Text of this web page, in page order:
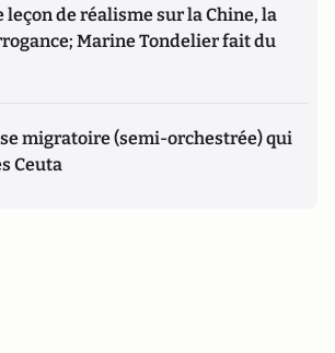
de réalisme sur la Chine, la
Marine Tondelier fait du
migratoire (semi-orchestrée) qui
Ceuta